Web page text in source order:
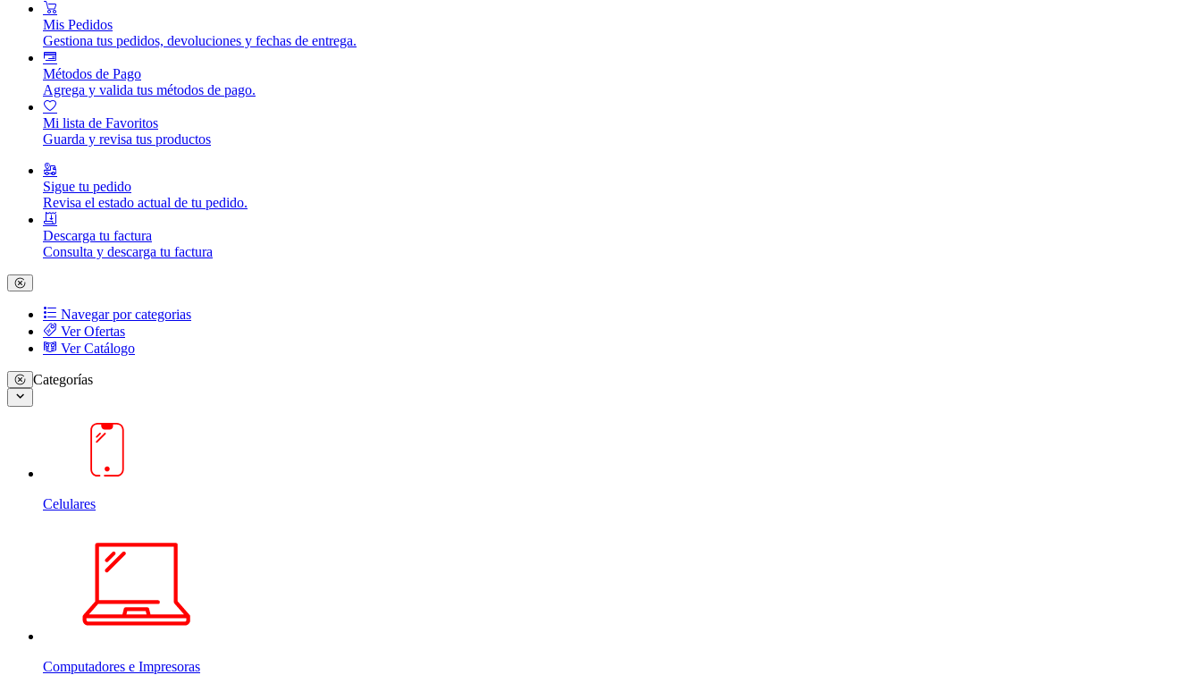
Mis Pedidos
Gestiona tus pedidos, devoluciones y fechas de entrega.
Métodos de Pago
Agrega y valida tus métodos de pago.
Mi lista de Favoritos
Guarda y revisa tus productos
Sigue tu pedido
Revisa el estado actual de tu pedido.
Descarga tu factura
Consulta y descarga tu factura
Navegar por categorias
Ver Ofertas
Ver Catálogo
Categorías
Celulares
Computadores e Impresoras